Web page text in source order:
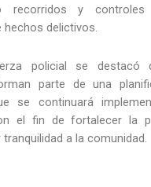
recorridos y
hechos delictivos.
policial se destacó
parte de una
se continuará
el fin de fortalecer la
a la comunidad.